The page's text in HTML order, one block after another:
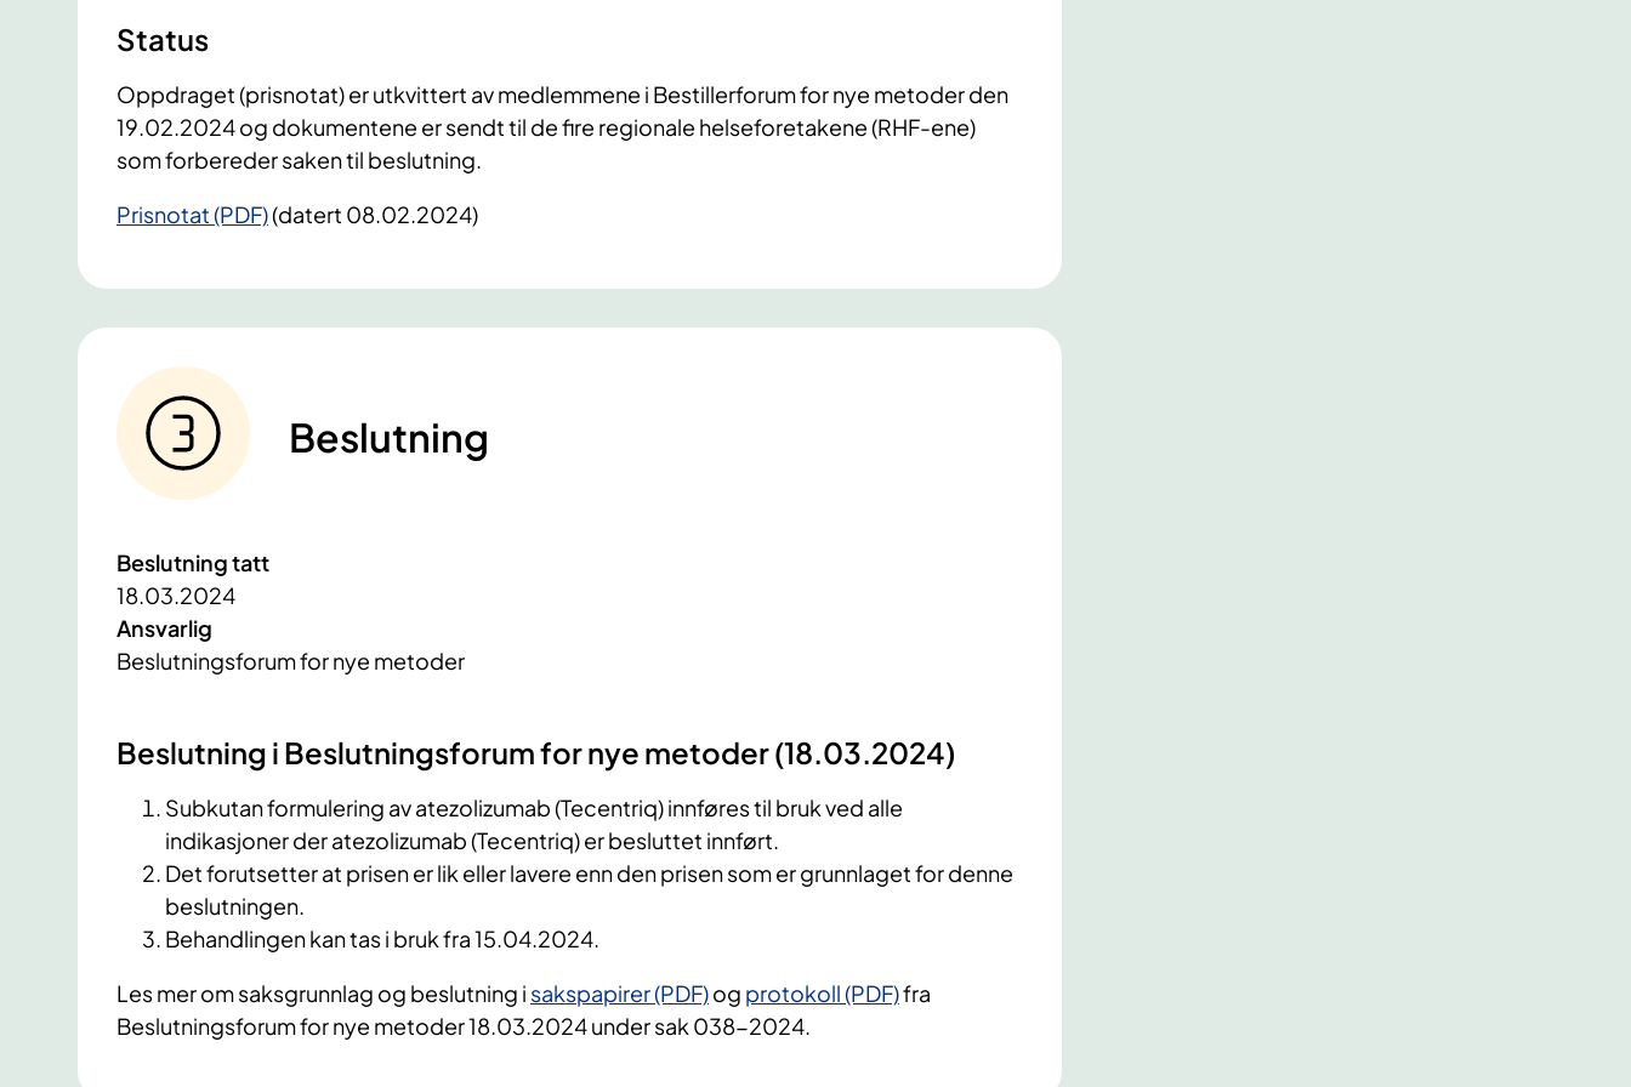
Status
Oppdraget (prisnotat) er utkvittert av medlemmene i Bestillerforum for nye metoder den
19.02.2024 og dokumentene er sendt til de fire regionale helseforetakene (RHF-ene)
som forbereder saken til beslutning.
Prisnotat (PDF)(datert 08.02.2024)
Beslutning
Beslutning tatt
18.03.2024
Ansvarlig
Beslutningsforum for nye metoder
Beslutning i Beslutningsforum for nye metoder (18.03.2024)
Subkutan formulering av atezolizumab (Tecentriq) innføres til bruk ved alle
indikasjoner der atezolizumab (Tecentriq) er besluttet innført.
Det forutsetter at prisen er lik eller lavere enn den prisen som er grunnlaget for denne
beslutningen.
Behandlingen kan tas i bruk fra 15.04.2024.
Les mer om saksgrunnlag og beslutning i sakspapirer (PDF)og protokoll (PDF)fra
Beslutningsforum for nye metoder 18.03.2024 under sak 038-2024.